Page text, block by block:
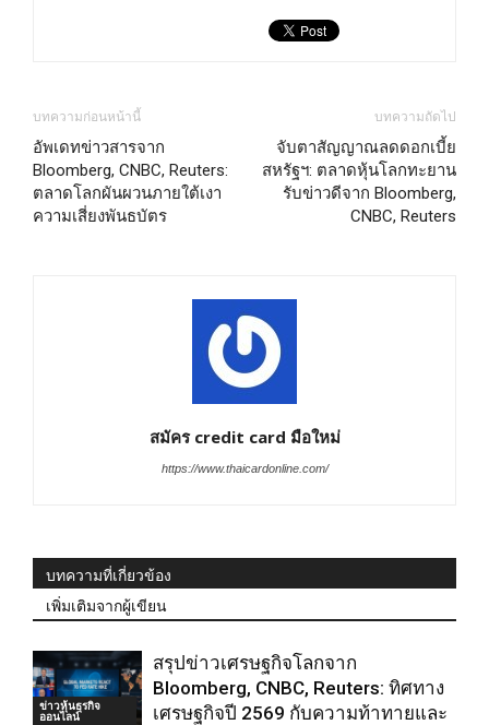
บทความก่อนหน้านี้
อัพเดทข่าวสารจาก
Bloomberg, CNBC, Reuters:
ตลาดโลกผันผวนภายใต้เงา
ความเสี่ยงพันธบัตร
บทความถัดไป
จับตาสัญญาณลดดอกเบี้ย
สหรัฐฯ: ตลาดหุ้นโลกทะยาน
รับข่าวดีจาก Bloomberg,
CNBC, Reuters
สมัคร credit card มือใหม่
https://www.thaicardonline.com/
บทความที่เกี่ยวข้อง
เพิ่มเติมจากผู้เขียน
ข่าวหุ้นธุรกิจ
ออนไลน์
สรุปข่าวเศรษฐกิจโลกจาก
Bloomberg, CNBC, Reuters: ทิศทาง
เศรษฐกิจปี 2569 กับความท้าทายและ